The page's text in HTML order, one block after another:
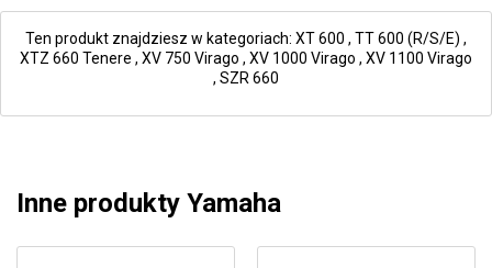
Ten produkt znajdziesz w kategoriach: XT 600 , TT 600 (R/S/E) ,
XTZ 660 Tenere , XV 750 Virago , XV 1000 Virago , XV 1100 Virago
, SZR 660
Inne produkty Yamaha